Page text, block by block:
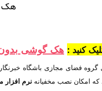
هک
کنید : هک گوشی بدون
گروه فضای مجازی باشگاه
امکان نصب مخفیانه نرم افزار